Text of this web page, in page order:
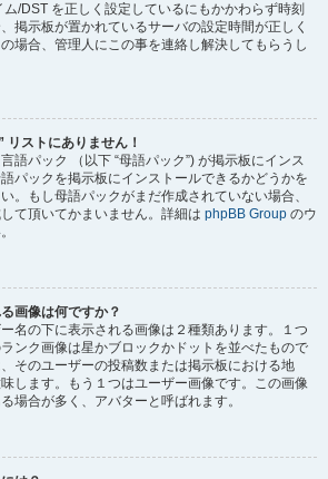
/DST を正しく設定しているにもかかわらず時刻
掲示板が置かれているサーバの設定時間が正しく
場合、管理人にこの事を連絡し解決してもらうし
リストにありません！
語パック （以下 “母語パック”) が掲示板にインス
パックを掲示板にインストールできるかどうかを
。もし母語パックがまだ作成されていない場合、
て頂いてかまいません。詳細は phpBB Group のウ
画像は何ですか？
名の下に表示される画像は２種類あります。１つ
ンク画像は星かブロックかドットを並べたもので
そのユーザーの投稿数または掲示板における地
します。もう１つはユーザー画像です。この画像
場合が多く、アバターと呼ばれます。